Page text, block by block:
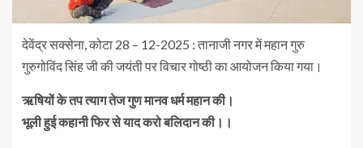
देवेंद्र सक्सेना, कोटा 28 – 12-2025 : तानाजी नगर में महान गुरु
गुरुगोविंद सिंह जी की जयंती पर विचार गोष्ठी का आयोजन किया गया।
ऋषियों के तप त्याग तेज गुण मानव धर्म महान की।
भूली हुई कहानी फिर से याद करो बलिदान की।।